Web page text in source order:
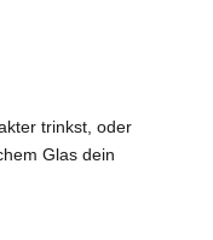
trinkst, oder
Glas dein